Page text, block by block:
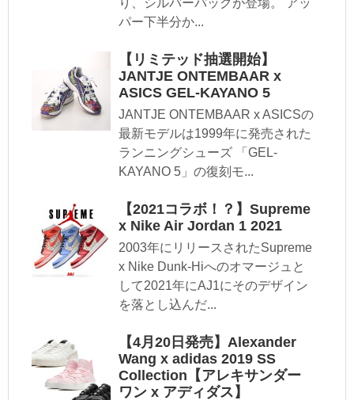
り、シルバーパックが登場。 アッ
パー下半分か...
【リミテッド抽選開始】
JANTJE ONTEMBAAR x
ASICS GEL-KAYANO 5
JANTJE ONTEMBAAR x ASICSの
最新モデルは1999年に発売された
ランニングシューズ 「GEL-
KAYANO 5」の復刻モ...
【2021コラボ！？】Supreme
x Nike Air Jordan 1 2021
2003年にリリースされたSupreme
x Nike Dunk-Hiへのオマージュと
して2021年にAJ1にそのデザイン
を落とし込んだ...
【4月20日発売】Alexander
Wang x adidas 2019 SS
Collection【アレキサンダー
ワン x アディダス】